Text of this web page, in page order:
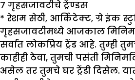
७ गृहसजावटीचे ट्रेंण्डस
* रेशम सेठी, आर्किटेक्ट, ग्रे इंक
गृहसजावटीमध्ये आजकाल
सर्वात लोकप्रिय ट्रेंड आहे. तुम्ही
काहीही ठेवा, तुमची पसंती
असेल तर तुमचे घर ट्रेंडी दिसेल. यात